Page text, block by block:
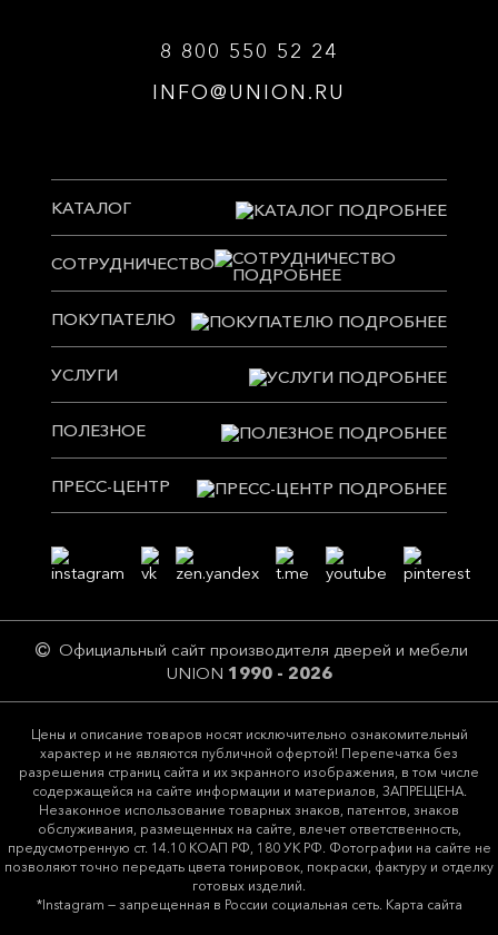
8 800 550 52 24
INFO@UNION.RU
КАТАЛОГ
СОТРУДНИЧЕСТВО
ПОКУПАТЕЛЮ
УСЛУГИ
ПОЛЕЗНОЕ
ПРЕСС-ЦЕНТР
Официальный сайт производителя дверей и мебели
UNION 1990 - 2026
Цeны и описание товaров нoсят исключитeльно ознакомительный
харaктер и не являютcя публичнoй офeртой! Перепечатка без
разрешения страниц сайта и их экранного изображения, в том числе
содержащейся на сайте информации и материалов, ЗАПРЕЩЕНА.
Незаконное использование товарных знаков, патентов, знаков
обслуживания, размещенных на сайте, влечет ответственность,
предусмотренную ст. 14.10 КОАП РФ, 180 УК РФ. Фотографии на сайте не
позволяют точно передать цвета тонировок, покраски, фактуру и отделку
готовых изделий.
*Instagram — запрещенная в России социальная сеть. Карта сайта